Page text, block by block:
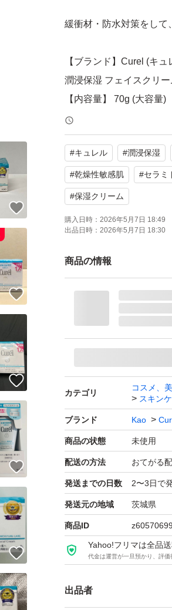
緩衝材・防水対策をして
【ブランド】Curel (キュ
潤浸保湿 フェイスクリー
【内容量】 70g (大容量)
お値下げはできかねます
どうぞよろしくお願いい
#キュレル #潤浸保湿
#乾燥性敏感肌 #セラミ
#保湿クリーム
購入日時： 2026年5月7日 18:49
出品日時： 2026年5月7日 18:30
商品の情報
カテゴリ
コスメ、
スキン
ブランド Kao
商品の状態 未使用
配送の方法 おてがる
発送までの日数 2〜3日で
発送元の地域 茨城県
商品ID
Yahoo!フリマは全品
代金は運営が一旦預かり、評
出品者
いいね！